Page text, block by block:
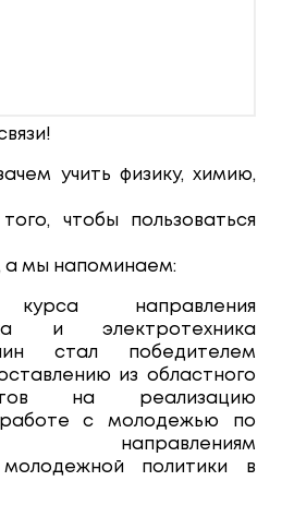
учить физику, химию,
чтобы пользоваться
а мы напоминаем:
направления
и электротехника
стал победителем
из областного
на реализацию
с молодежью по
направлениям
молодежной политики в